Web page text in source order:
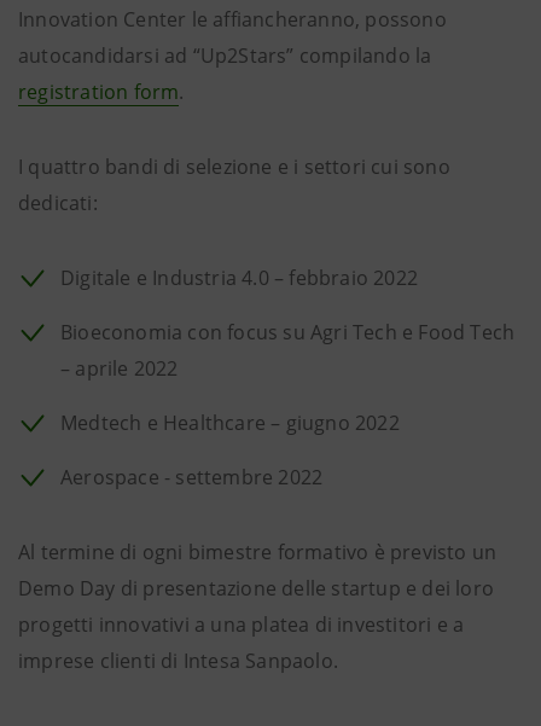
Innovation Center le affiancheranno, possono
autocandidarsi ad “Up2Stars” compilando la
registration form.
I quattro bandi di selezione e i settori cui sono
dedicati:
Digitale e Industria 4.0 – febbraio 2022
Bioeconomia con focus su Agri Tech e Food Tech
– aprile 2022
Medtech e Healthcare – giugno 2022
Aerospace - settembre 2022
Al termine di ogni bimestre formativo è previsto un
Demo Day di presentazione delle startup e dei loro
progetti innovativi a una platea di investitori e a
imprese clienti di Intesa Sanpaolo.